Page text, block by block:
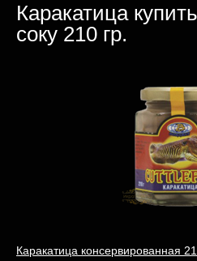
Каракатица
соку 210 гр.
Каракатица консервированная